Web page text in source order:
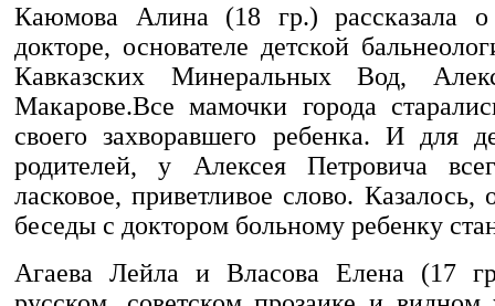
Каюмова Алина (18 гр.) рассказала о
докторе, основателе детской
Кавказских Минеральных Вод,
Макарове.Все мамочки города
своего захворавшего ребенка. И для
родителей, у Алексея Петровича
ласковое, приветливое слово. Казалось,
беседы с доктором больному ребенку
Агаева Лейла и Власова Елена (17